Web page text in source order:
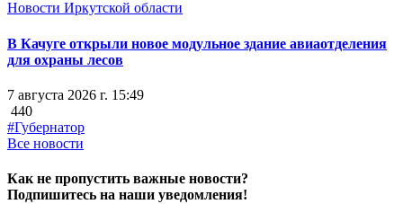
Новости Иркутской области
В Качуге открыли новое модульное здание авиаотделения
для охраны лесов
7 августа 2026 г. 15:49
440
#Губернатор
Все новости
Как не пропустить важные новости?
Подпишитесь на наши уведомления!